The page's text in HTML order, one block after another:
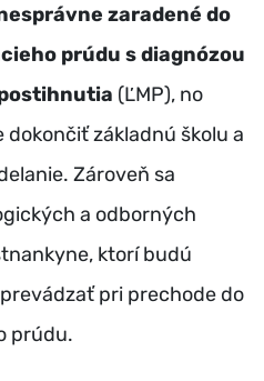
zaradené do
prúdu s diagnózou
(ĽMP), no
základnú školu a
Zároveň sa
a odborných
ktorí budú
pri prechode do
prúdu.